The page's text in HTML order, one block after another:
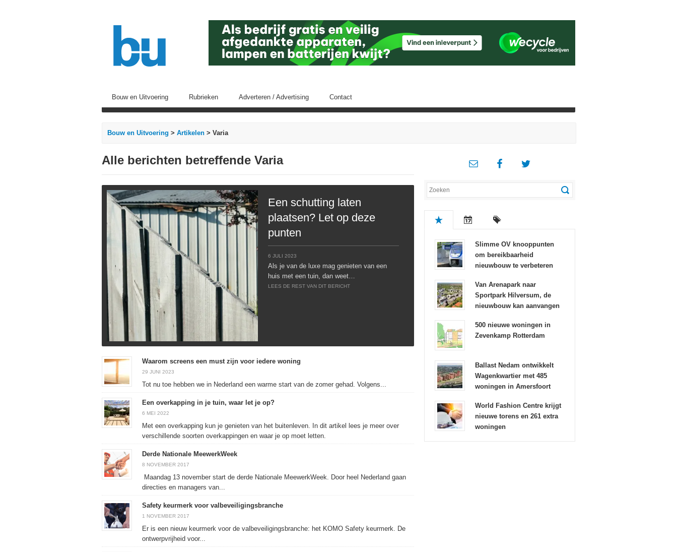
Bouw en Uitvoering Rubrieken Adverteren / Advertising Contact
Bouw en Uitvoering > Artikelen > Varia
Alle berichten betreffende Varia
Een schutting laten
plaatsen? Let op deze
punten
6 JULI 2023
Als je van de luxe mag genieten van een
huis met een tuin, dan weet…
LEES DE REST VAN DIT BERICHT
Waarom screens een must zijn voor iedere woning
29 JUNI 2023
Tot nu toe hebben we in Nederland een warme start van de zomer gehad. Volgens...
Een overkapping in je tuin, waar let je op?
6 MEI 2022
Met een overkapping kun je genieten van het buitenleven. In dit artikel lees je meer over
verschillende soorten overkappingen en waar je op moet letten.
Derde Nationale MeewerkWeek
8 NOVEMBER 2017
Maandag 13 november start de derde Nationale MeewerkWeek. Door heel Nederland gaan
directies en managers van...
Safety keurmerk voor valbeveiligingsbranche
1 NOVEMBER 2017
Er is een nieuw keurmerk voor de valbeveiligingsbranche: het KOMO Safety keurmerk. De
ontwerpvrijheid voor...
Slimme OV knooppunten
om bereikbaarheid
nieuwbouw te verbeteren
Van Arenapark naar
Sportpark Hilversum, de
nieuwbouw kan aanvangen
500 nieuwe woningen in
Zevenkamp Rotterdam
Ballast Nedam ontwikkelt
Wagenkwartier met 485
woningen in Amersfoort
World Fashion Centre krijgt
nieuwe torens en 261 extra
woningen